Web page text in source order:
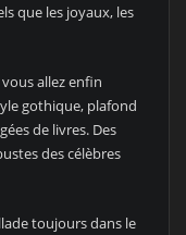
que les joyaux, les
allez enfin
gothique, plafond
de livres. Des
des célèbres
toujours dans le